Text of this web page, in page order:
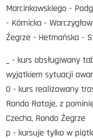
Marcinkowskiego -
- Kórnicka -
Żegrze - Hetmańska -
_ - kurs obsługiwany
wyjątkiem sytuacji
O - kurs realizowany
Rondo Rataje, z
Czecha, Rondo Żegrze
p - kursuje tylko w